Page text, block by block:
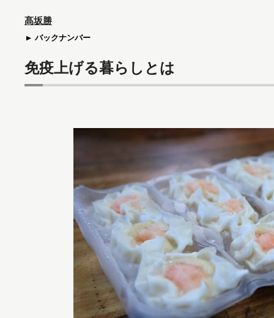
髙坂勝
バックナンバー
免疫上げる暮らしとは